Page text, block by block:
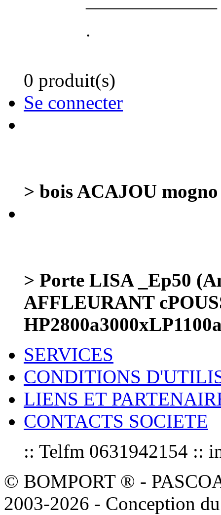
.
0 produit(s)
Se connecter
> bois ACAJOU
> Porte LISA _Ep50
AFFLEURANT
SERVICES
CONDITIONS
LIENS ET
CONTACTS SOCIETE
:: Telfm 0631942154 ::
© BOMPORT ® -
2003-2026 - Conception